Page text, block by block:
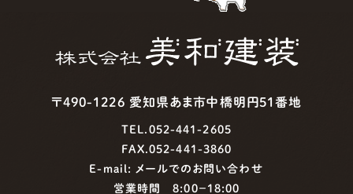
〒490-1226 愛知県あま市中橋明円51番地
TEL.052-441-2605
FAX.052-441-3860
E-mail: メールでのお問い合わせ
営業時間 8:00−18:00